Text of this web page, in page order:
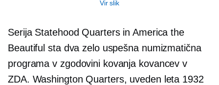
Vir slik
Serija Statehood Quarters in America the
Beautiful sta dva zelo uspešna numizmatična
programa v zgodovini kovanja kovancev v
ZDA. Washington Quarters, uveden leta 1932